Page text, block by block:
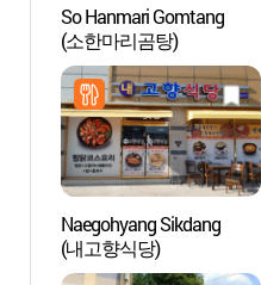
So Hanmari Gomtang
(소한마리곰탕)
Naegohyang Sikdang
(내고향식당)